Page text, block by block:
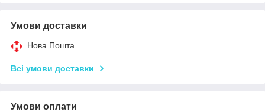
Умови доставки
Нова Пошта
Всі умови доставки
Умови оплати